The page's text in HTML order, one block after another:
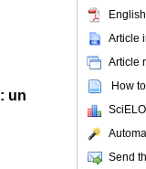
Article
Article
How
Send
un